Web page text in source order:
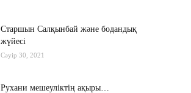
Старшын Салқынбай және бодандық
жүйесі
Сәуір 30, 2021
Рухани мешеуліктің ақыры…